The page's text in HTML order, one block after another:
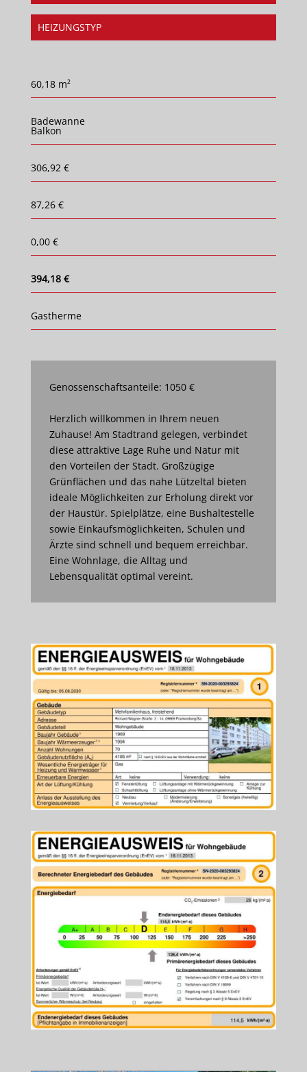
HEIZUNGSTYP
60,18 m²
Badewanne
Balkon
306,92 €
87,26 €
0,00 €
394,18 €
Gastherme
Genossenschaftsanteile: 1050 €
Herzlich willkommen in Ihrem neuen
Zuhause! Am Stadtrand gelegen, verbindet
diese attraktive Lage Ruhe und Natur mit
den Vorteilen der Stadt. Großzügige
Grünflächen und das nahe Lützeltal bieten
ideale Möglichkeiten zur Erholung direkt vor
der Haustür. Spielplätze, eine Bushaltestelle
sowie Einkaufsmöglichkeiten, Schulen und
Ärzte sind schnell und bequem erreichbar.
Eine Wohnlage, die Alltag und
Lebensqualität optimal vereint.